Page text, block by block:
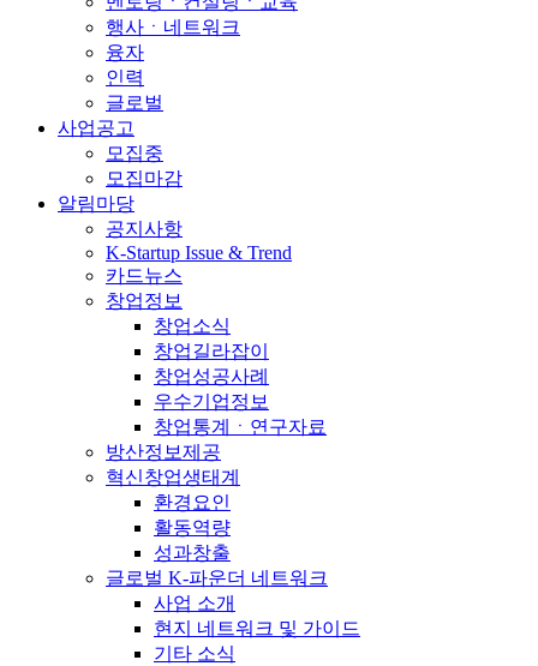
행사ㆍ네트워크
융자
인력
글로벌
사업공고
모집중
모집마감
알림마당
공지사항
K-Startup Issue & Trend
카드뉴스
창업정보
창업소식
창업길라잡이
창업성공사례
우수기업정보
창업통계ㆍ연구자료
방산정보제공
혁신창업생태계
환경요인
활동역량
성과창출
글로벌 K-파운더 네트워크
사업 소개
현지 네트워크 및 가이드
기타 소식